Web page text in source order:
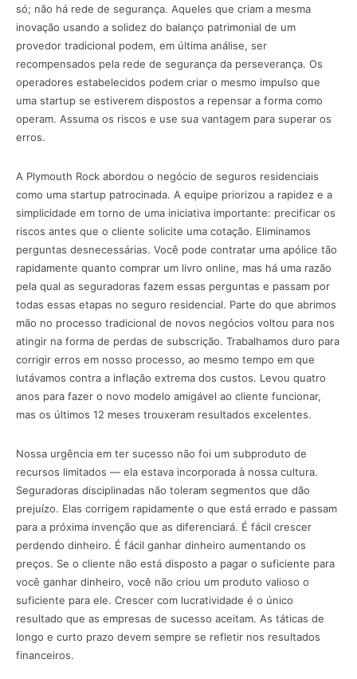
só; não há rede de segurança. Aqueles que criam a mesma
inovação usando a solidez do balanço patrimonial de um
provedor tradicional podem, em última análise, ser
recompensados pela rede de segurança da perseverança. Os
operadores estabelecidos podem criar o mesmo impulso que
uma startup se estiverem dispostos a repensar a forma como
operam. Assuma os riscos e use sua vantagem para superar os
erros.
A Plymouth Rock abordou o negócio de seguros residenciais
como uma startup patrocinada. A equipe priorizou a rapidez e a
simplicidade em torno de uma iniciativa importante: precificar os
riscos antes que o cliente solicite uma cotação. Eliminamos
perguntas desnecessárias. Você pode contratar uma apólice tão
rapidamente quanto comprar um livro online, mas há uma razão
pela qual as seguradoras fazem essas perguntas e passam por
todas essas etapas no seguro residencial. Parte do que abrimos
mão no processo tradicional de novos negócios voltou para nos
atingir na forma de perdas de subscrição. Trabalhamos duro para
corrigir erros em nosso processo, ao mesmo tempo em que
lutávamos contra a inflação extrema dos custos. Levou quatro
anos para fazer o novo modelo amigável ao cliente funcionar,
mas os últimos 12 meses trouxeram resultados excelentes.
Nossa urgência em ter sucesso não foi um subproduto de
recursos limitados — ela estava incorporada à nossa cultura.
Seguradoras disciplinadas não toleram segmentos que dão
prejuízo. Elas corrigem rapidamente o que está errado e passam
para a próxima invenção que as diferenciará. É fácil crescer
perdendo dinheiro. É fácil ganhar dinheiro aumentando os
preços. Se o cliente não está disposto a pagar o suficiente para
você ganhar dinheiro, você não criou um produto valioso o
suficiente para ele. Crescer com lucratividade é o único
resultado que as empresas de sucesso aceitam. As táticas de
longo e curto prazo devem sempre se refletir nos resultados
financeiros.